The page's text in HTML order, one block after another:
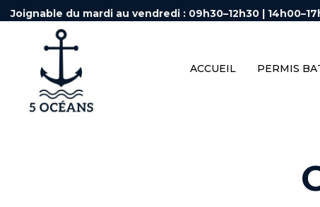
Joignable du mardi au vendredi : 09h30–12h30 |
ACCUEIL PERMIS